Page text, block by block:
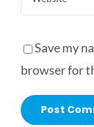
Save my
browser for